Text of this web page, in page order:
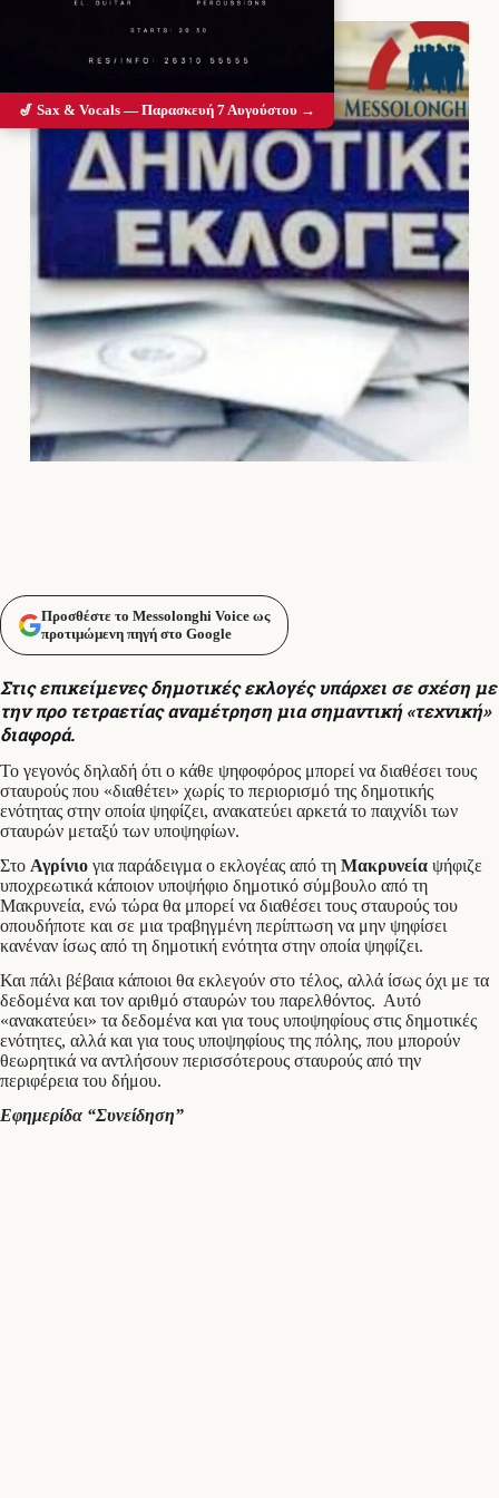
Προσθέστε το Messolonghi Voice ως
προτιμώμενη πηγή στο Google
Στις επικείμενες δημοτικές εκλογές υπάρχει σε σχέση με
την προ τετραετίας αναμέτρηση μια σημαντική «τεχνική»
διαφορά.
Το γεγονός δηλαδή ότι ο κάθε ψηφοφόρος μπορεί να διαθέσει τους
σταυρούς που «διαθέτει» χωρίς το περιορισμό της δημοτικής
ενότητας στην οποία ψηφίζει, ανακατεύει αρκετά το παιχνίδι των
σταυρών μεταξύ των υποψηφίων.
Στο Αγρίνιο για παράδειγμα ο εκλογέας από τη Μακρυνεία ψήφιζε
υποχρεωτικά κάποιον υποψήφιο δημοτικό σύμβουλο από τη
Μακρυνεία, ενώ τώρα θα μπορεί να διαθέσει τους σταυρούς του
οπουδήποτε και σε μια τραβηγμένη περίπτωση να μην ψηφίσει
κανέναν ίσως από τη δημοτική ενότητα στην οποία ψηφίζει.
Και πάλι βέβαια κάποιοι θα εκλεγούν στο τέλος, αλλά ίσως όχι με τα
δεδομένα και τον αριθμό σταυρών του παρελθόντος. Αυτό
«ανακατεύει» τα δεδομένα και για τους υποψηφίους στις δημοτικές
ενότητες, αλλά και για τους υποψηφίους της πόλης, που μπορούν
θεωρητικά να αντλήσουν περισσότερους σταυρούς από την
περιφέρεια του δήμου.
Εφημερίδα “Συνείδηση”
🎷 Sax & Vocals — Παρασκευή 7 Αυγούστου →